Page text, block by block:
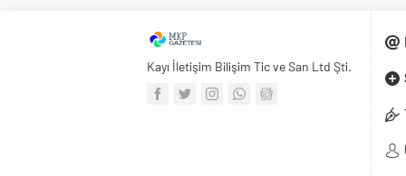
Kayı İletişim Bilişim Tic ve San Ltd Şti.